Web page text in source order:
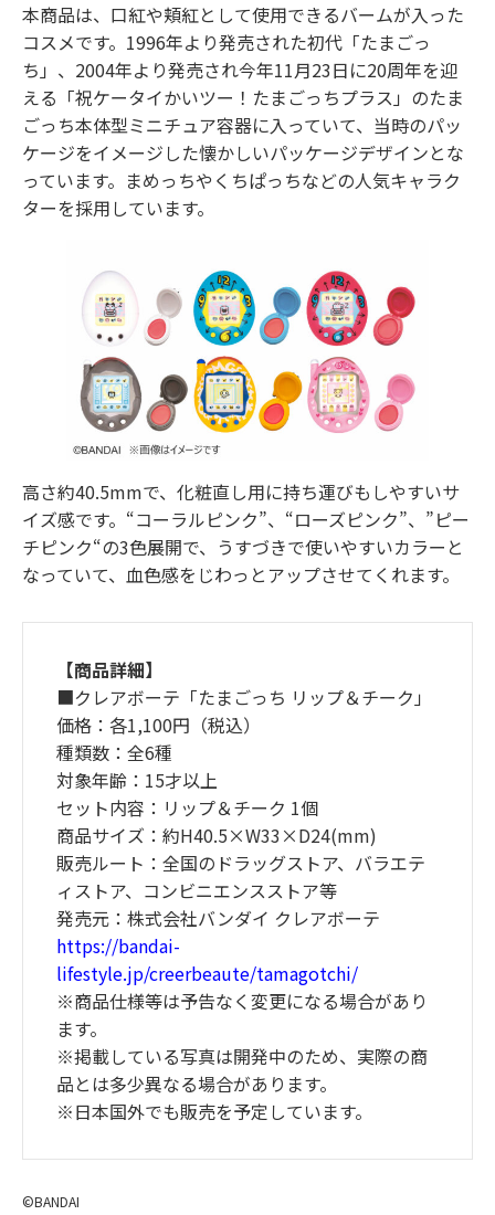
本商品は、口紅や頬紅として使用できるバームが入った
コスメです。1996年より発売された初代「たまごっ
ち」、2004年より発売され今年11月23日に20周年を迎
える「祝ケータイかいツー！たまごっちプラス」のたま
ごっち本体型ミニチュア容器に入っていて、当時のパッ
ケージをイメージした懐かしいパッケージデザインとな
っています。まめっちやくちぱっちなどの人気キャラク
ターを採用しています。
高さ約40.5mmで、化粧直し用に持ち運びもしやすいサ
イズ感です。“コーラルピンク”、“ローズピンク”、”ピー
チピンク“の3色展開で、うすづきで使いやすいカラーと
なっていて、血色感をじわっとアップさせてくれます。
【商品詳細】
■クレアボーテ「たまごっち リップ＆チーク」
価格：各1,100円（税込）
種類数：全6種
対象年齢：15才以上
セット内容：リップ＆チーク 1個
商品サイズ：約H40.5×W33×D24(mm)
販売ルート：全国のドラッグストア、バラエテ
ィストア、コンビニエンスストア等
発売元：株式会社バンダイ クレアボーテ
https://bandai-
lifestyle.jp/creerbeaute/tamagotchi/
※商品仕様等は予告なく変更になる場合があり
ます。
※掲載している写真は開発中のため、実際の商
品とは多少異なる場合があります。
※日本国外でも販売を予定しています。
©BANDAI